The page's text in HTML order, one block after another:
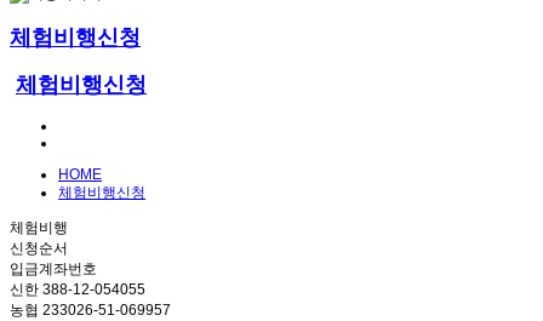
체험비행신청
체험비행신청
HOME
체험비행신청
체험비행
신청순서
입금계좌번호
신한 388-12-054055
농협 233026-51-069957